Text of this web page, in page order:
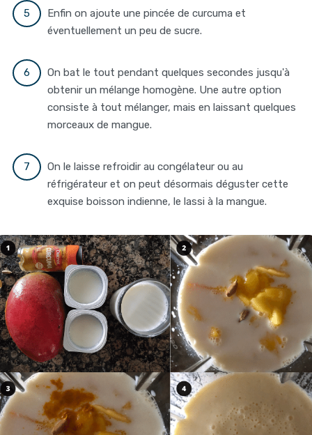
Enfin on ajoute une pincée de curcuma et
éventuellement un peu de sucre.
On bat le tout pendant quelques secondes jusqu'à
obtenir un mélange homogène. Une autre option
consiste à tout mélanger, mais en laissant quelques
morceaux de mangue.
On le laisse refroidir au congélateur ou au
réfrigérateur et on peut désormais déguster cette
exquise boisson indienne, le lassi à la mangue.